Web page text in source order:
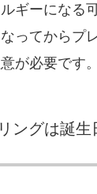
ギーになる
ってからプ
が必要です。
ングは誕生